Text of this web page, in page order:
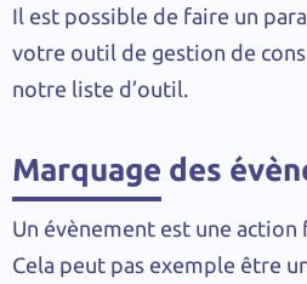
Il est possible de faire un
votre outil de gestion de
notre liste d’outil.
Marquage des
Un évènement est une action
Cela peut pas exemple être